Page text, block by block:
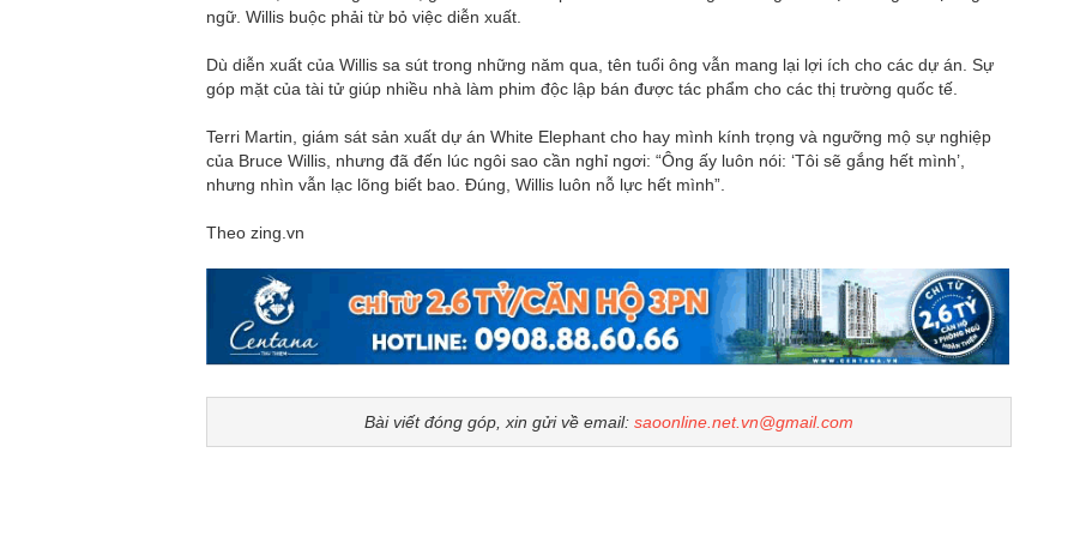
ngữ. Willis buộc phải từ bỏ việc diễn xuất.
Dù diễn xuất của Willis sa sút trong những năm qua, tên tuổi ông vẫn mang lại lợi ích cho các dự án. Sự
góp mặt của tài tử giúp nhiều nhà làm phim độc lập bán được tác phẩm cho các thị trường quốc tế.
Terri Martin, giám sát sản xuất dự án White Elephant cho hay mình kính trọng và ngưỡng mộ sự nghiệp
của Bruce Willis, nhưng đã đến lúc ngôi sao cần nghỉ ngơi: “Ông ấy luôn nói: ‘Tôi sẽ gắng hết mình’,
nhưng nhìn vẫn lạc lõng biết bao. Đúng, Willis luôn nỗ lực hết mình”.
Theo zing.vn
Bài viết đóng góp, xin gửi về email: saoonline.net.vn@gmail.com